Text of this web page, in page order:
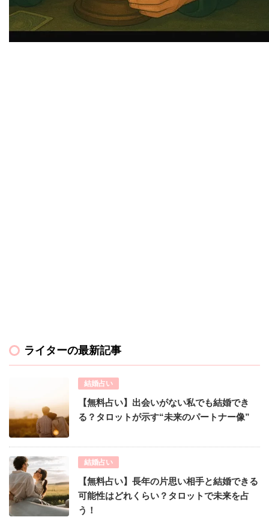
ライターの最新記事
結婚占い
【無料占い】出会いがない私でも結婚でき
る？タロットが示す“未来のパートナー像”
結婚占い
【無料占い】長年の片思い相手と結婚できる
可能性はどれくらい？タロットで未来を占
う！